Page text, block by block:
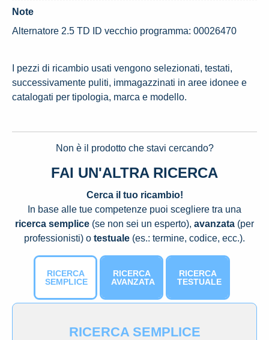
Note
Alternatore 2.5 TD ID vecchio programma: 00026470
I pezzi di ricambio usati vengono selezionati, testati,
successivamente puliti, immagazzinati in aree idonee e
catalogati per tipologia, marca e modello.
Non è il prodotto che stavi cercando?
FAI UN'ALTRA RICERCA
Cerca il tuo ricambio!
In base alle tue competenze puoi scegliere tra una
ricerca semplice (se non sei un esperto), avanzata (per
professionisti) o testuale (es.: termine, codice, ecc.).
RICERCA
SEMPLICE
RICERCA
AVANZATA
RICERCA
TESTUALE
RICERCA SEMPLICE